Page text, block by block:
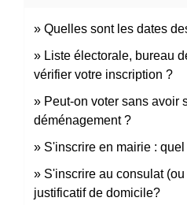
Quelles sont les dates
Liste électorale, bureau
vérifier votre inscription ?
Peut-on voter sans avoir
déménagement ?
S'inscrire en mairie :
S'inscrire au consulat
justificatif de domicile?